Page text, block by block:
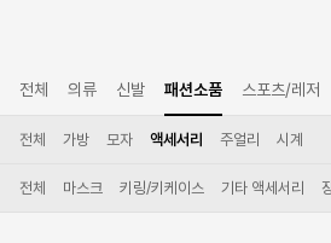
전체 의류 신발 패션소품 스포츠/레저
전체 가방 모자 액세서리 주얼리 시계
전체 마스크 키링/키케이스 기타 액세서리